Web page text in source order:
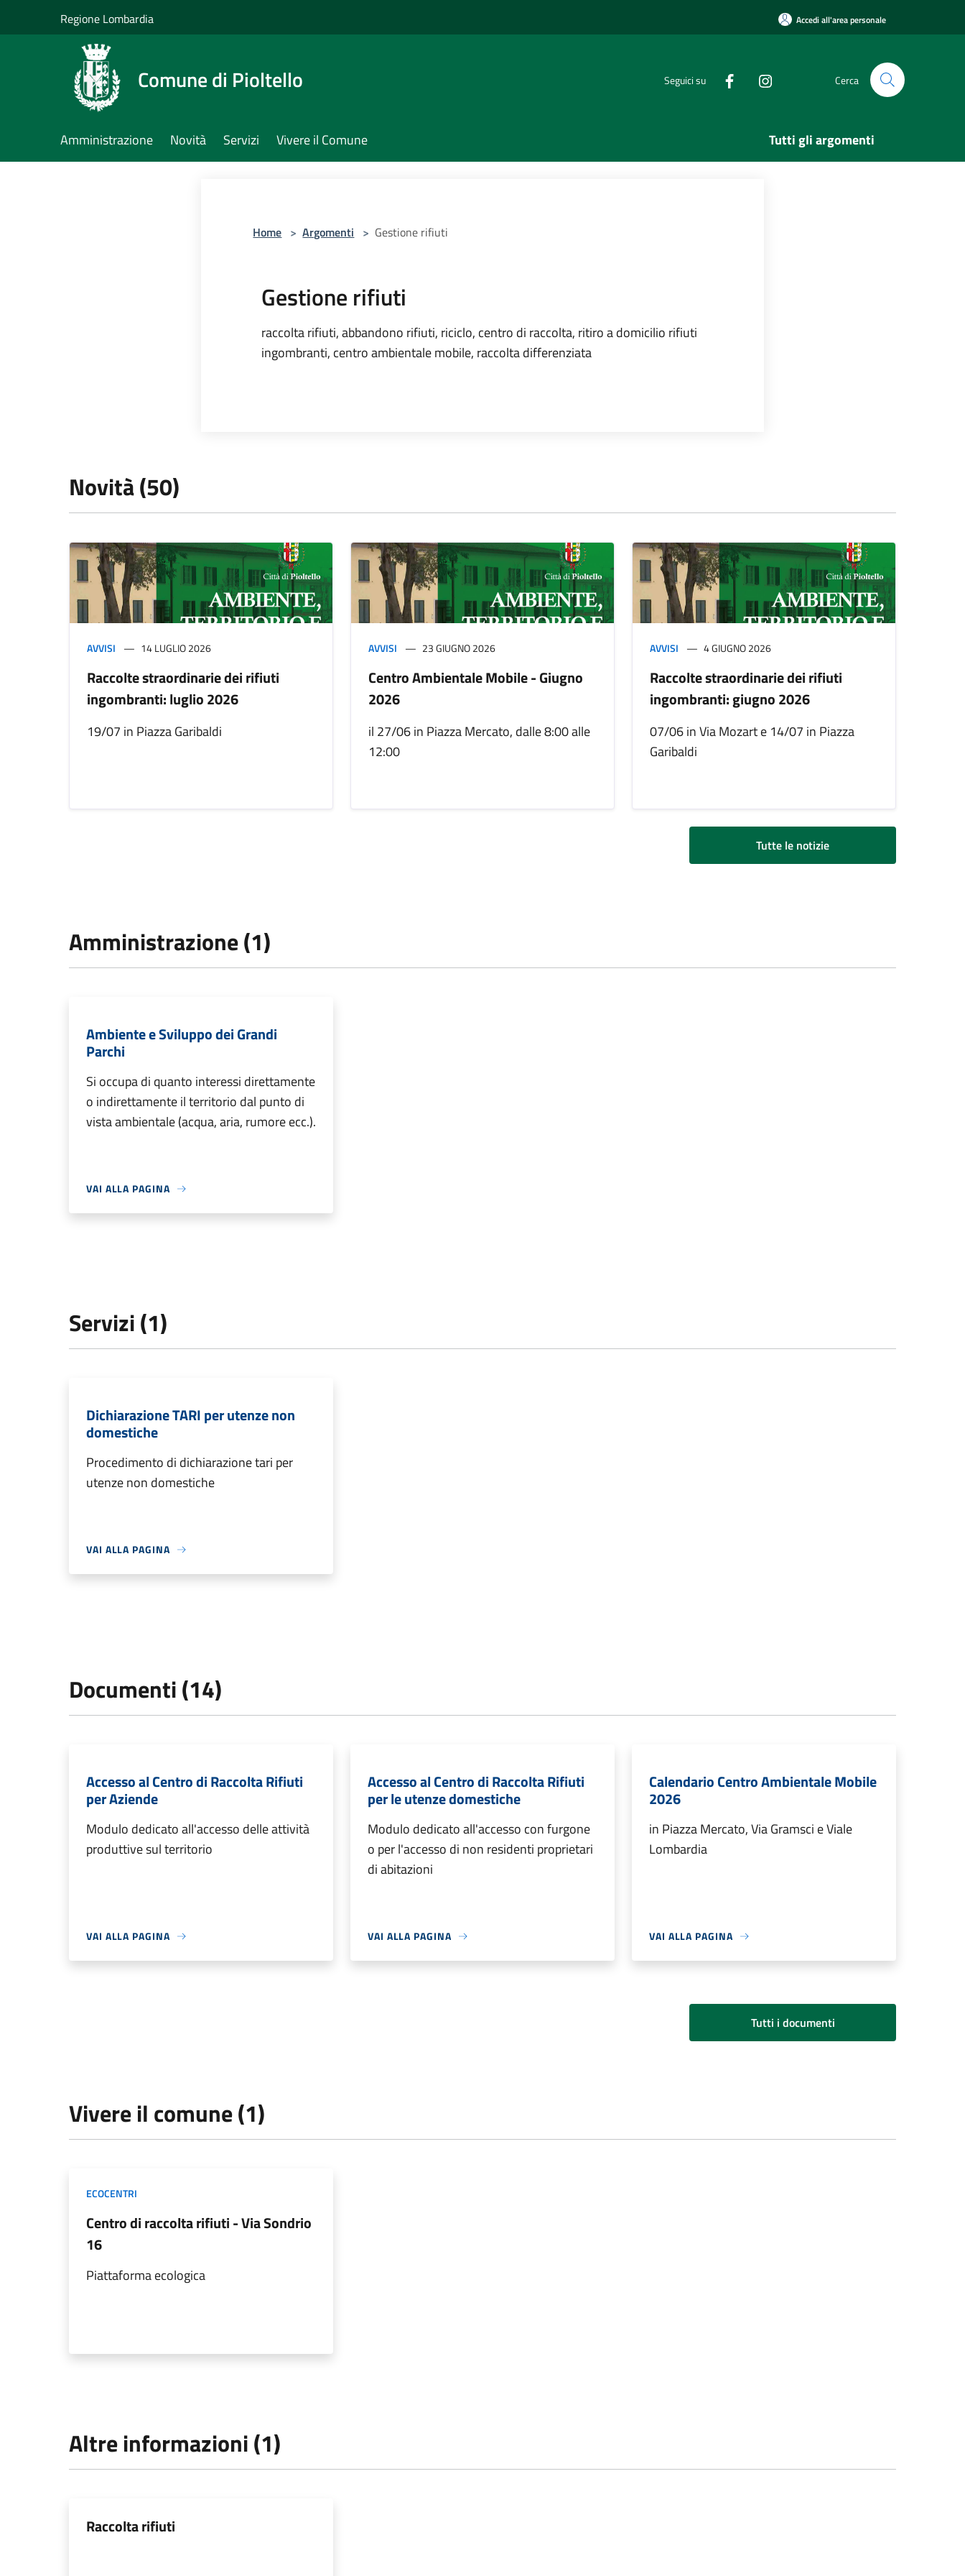
Regione Lombardia Accedi all'area personale
Comune di Pioltello Seguici su Cerca
Amministrazione Novità Servizi Vivere il Comune Tutti gli argomenti
Home > Argomenti > Gestione rifiuti
Gestione rifiuti
raccolta rifiuti, abbandono rifiuti, riciclo, centro di raccolta, ritiro a domicilio rifiuti
ingombranti, centro ambientale mobile, raccolta differenziata
Novità (50)
AVVISI 14 LUGLIO 2026
Raccolte straordinarie dei rifiuti
ingombranti: luglio 2026
19/07 in Piazza Garibaldi
AVVISI 23 GIUGNO 2026
Centro Ambientale Mobile - Giugno
2026
il 27/06 in Piazza Mercato, dalle 8:00 alle
12:00
AVVISI 4 GIUGNO 2026
Raccolte straordinarie dei rifiuti
ingombranti: giugno 2026
07/06 in Via Mozart e 14/07 in Piazza
Garibaldi
Tutte le notizie
Amministrazione (1)
Ambiente e Sviluppo dei Grandi
Parchi
Si occupa di quanto interessi direttamente
o indirettamente il territorio dal punto di
vista ambientale (acqua, aria, rumore ecc.).
VAI ALLA PAGINA
Servizi (1)
Dichiarazione TARI per utenze non
domestiche
Procedimento di dichiarazione tari per
utenze non domestiche
VAI ALLA PAGINA
Documenti (14)
Accesso al Centro di Raccolta Rifiuti
per Aziende
Modulo dedicato all'accesso delle attività
produttive sul territorio
VAI ALLA PAGINA
Accesso al Centro di Raccolta Rifiuti
per le utenze domestiche
Modulo dedicato all'accesso con furgone
o per l'accesso di non residenti proprietari
di abitazioni
VAI ALLA PAGINA
Calendario Centro Ambientale Mobile
2026
in Piazza Mercato, Via Gramsci e Viale
Lombardia
VAI ALLA PAGINA
Tutti i documenti
Vivere il comune (1)
ECOCENTRI
Centro di raccolta rifiuti - Via Sondrio
16
Piattaforma ecologica
Altre informazioni (1)
Raccolta rifiuti